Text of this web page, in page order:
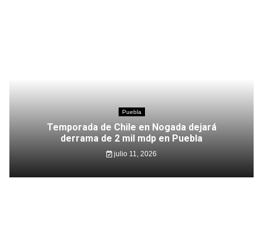
Puebla
Temporada de Chile en Nogada dejará
derrama de 2 mil mdp en Puebla
julio 11, 2026